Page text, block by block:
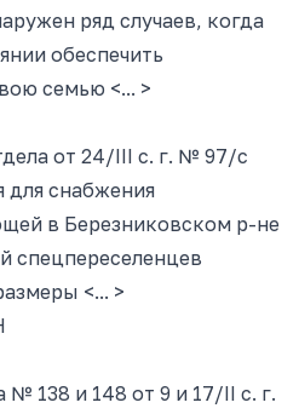
ряд случаев, когда
обеспечить
семью <... >
от 24/III с. г. № 97/с
для снабжения
в Березниковском р-не
спецпереселенцев
<... >
138 и 148 от 9 и 17/II с. г.